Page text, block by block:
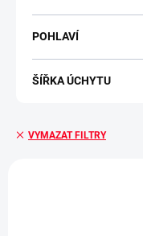
POHLAVÍ
ŠÍŘKA ÚCHYTU
VYMAZAT FILTRY